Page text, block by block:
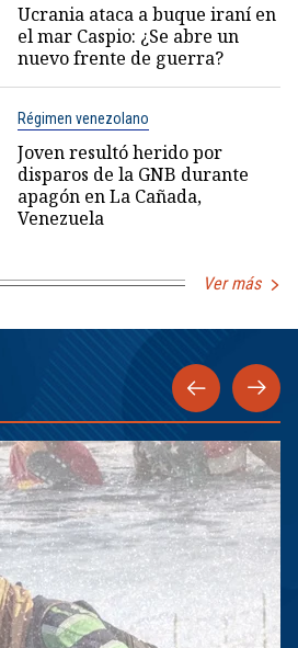
Ucrania ataca a buque iraní en
el mar Caspio: ¿Se abre un
nuevo frente de guerra?
Régimen venezolano
Joven resultó herido por
disparos de la GNB durante
apagón en La Cañada,
Venezuela
Ver más